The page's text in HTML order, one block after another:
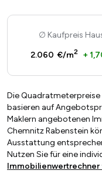
Kaufpreis
2.060 €/m2 +
Die
basieren auf
Maklern angebotenen
Chemnitz Rabenstein
Ausstattung
Nutzen Sie für eine
Immobilienwertrechner